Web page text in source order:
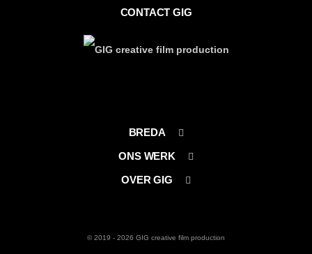
CONTACT GIG
BREDA
Weidehek 121
ONS WERK
Portfolio
OVER GIG
Team
© 2019 - 2026 GIG creative film production